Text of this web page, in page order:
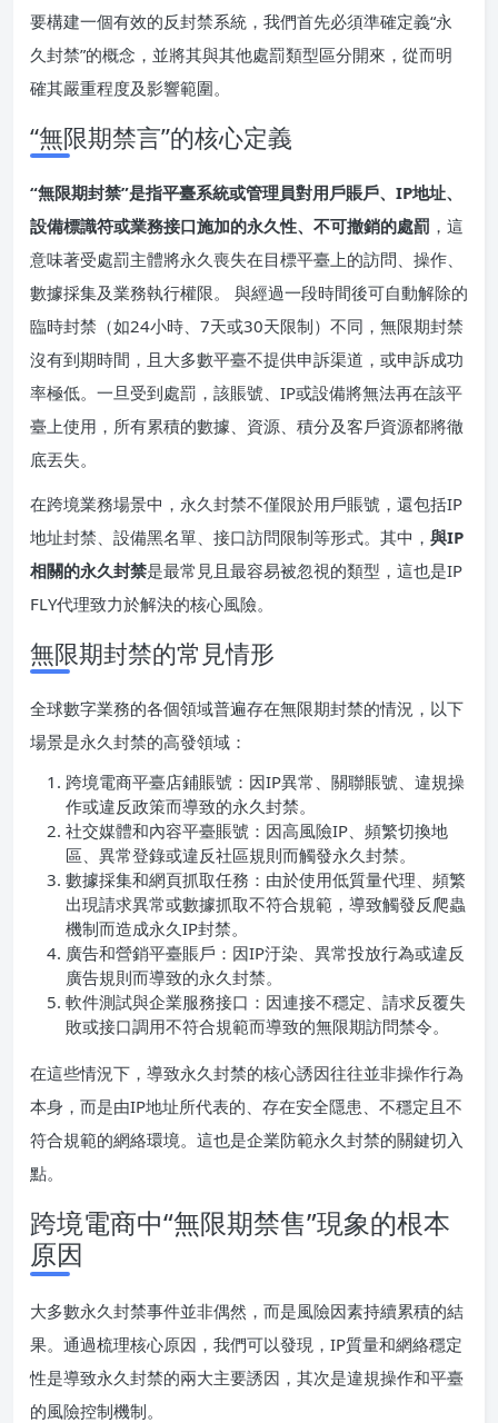
要構建一個有效的反封禁系統，我們首先必須準確定義“永
久封禁”的概念，並將其與其他處罰類型區分開來，從而明
確其嚴重程度及影響範圍。
“無限期禁言”的核心定義
“無限期封禁”是指平臺系統或管理員對用戶賬戶、IP地址、
設備標識符或業務接口施加的永久性、不可撤銷的處罰 ，這
意味著受處罰主體將永久喪失在目標平臺上的訪問、操作、
數據採集及業務執行權限。 與經過一段時間後可自動解除的
臨時封禁（如24小時、7天或30天限制）不同，無限期封禁
沒有到期時間，且大多數平臺不提供申訴渠道，或申訴成功
率極低。一旦受到處罰，該賬號、IP或設備將無法再在該平
臺上使用，所有累積的數據、資源、積分及客戶資源都將徹
底丟失。
在跨境業務場景中，永久封禁不僅限於用戶賬號，還包括IP
地址封禁、設備黑名單、接口訪問限制等形式。其中， 與IP
相關的永久封禁是最常見且最容易被忽視的類型，這也是IP
FLY代理致力於解決的核心風險。
無限期封禁的常見情形
全球數字業務的各個領域普遍存在無限期封禁的情況，以下
場景是永久封禁的高發領域：
跨境電商平臺店鋪賬號：因IP異常、關聯賬號、違規操
作或違反政策而導致的永久封禁。
社交媒體和內容平臺賬號：因高風險IP、頻繁切換地
區、異常登錄或違反社區規則而觸發永久封禁。
數據採集和網頁抓取任務：由於使用低質量代理、頻繁
出現請求異常或數據抓取不符合規範，導致觸發反爬蟲
機制而造成永久IP封禁。
廣告和營銷平臺賬戶：因IP汙染、異常投放行為或違反
廣告規則而導致的永久封禁。
軟件測試與企業服務接口：因連接不穩定、請求反覆失
敗或接口調用不符合規範而導致的無限期訪問禁令。
在這些情況下，導致永久封禁的核心誘因往往並非操作行為
本身，而是由IP地址所代表的、存在安全隱患、不穩定且不
符合規範的網絡環境。這也是企業防範永久封禁的關鍵切入
點。
跨境電商中“無限期禁售”現象的根本
原因
大多數永久封禁事件並非偶然，而是風險因素持續累積的結
果。通過梳理核心原因，我們可以發現，IP質量和網絡穩定
性是導致永久封禁的兩大主要誘因，其次是違規操作和平臺
的風險控制機制。